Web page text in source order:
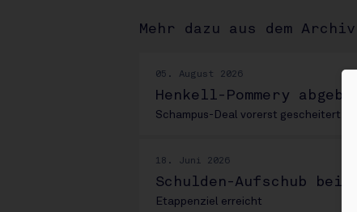
Mehr dazu aus dem
05. August 2026
Henkell-Pommery
Schampus-Deal vorerst gescheitert
18. Juni 2026
Schulden-Aufschub bei
Etappenziel erreicht